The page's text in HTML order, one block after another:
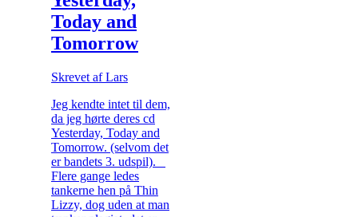
Today and
Tomorrow
Skrevet af Lars
Jeg kendte intet til dem,
da jeg hørte deres cd
Yesterday, Today and
Tomorrow. (selvom det
er bandets 3. udspil).
Flere gange ledes
tankerne hen på Thin
Lizzy, dog uden at man